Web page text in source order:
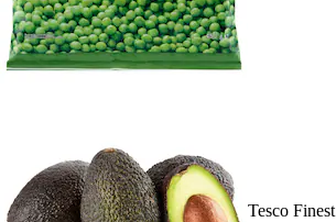
Tesco Finest